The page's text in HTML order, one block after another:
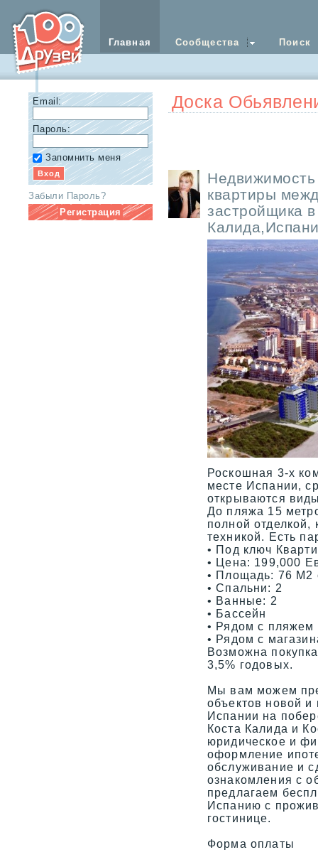
Главная Сообщества Поиск
Доска
квартиры
застройщика
Роскошная 3-х
месте Испании,
открываются
До пляжа 15
полной
техникой. Есть
• Под ключ
• Цена: 199,000
• Площадь: 76 M2
• Спальни: 2
• Ванные: 2
• Бассейн
• Рядом с пляжем
• Рядом с
Возможна
3,5% годовых.
Мы вам можем
объектов новой
Испании на
Коста Калида и
юридическое и
оформление
обслуживание и
ознакомления с
предлагаем
Испанию с
гостинице.
Форма оплаты
Email:
Пароль:
Запомнить меня
Забыли Пароль?
Регистрация